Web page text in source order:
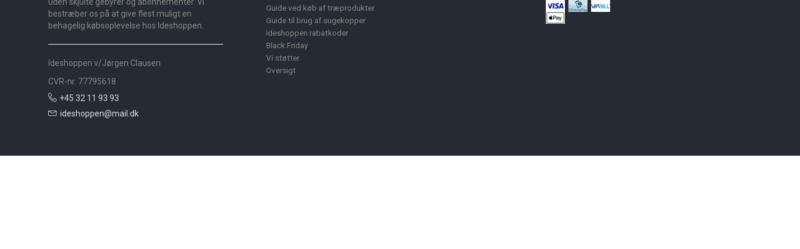
bestræber os på at give flest muligt en
behagelig købsoplevelse hos Ideshoppen.
Ideshoppen v/Jørgen Clausen
CVR-nr. 77795618
+45 32 11 93 93
ideshoppen@mail.dk
Guide ved køb af træprodukter
Guide til brug af sugekopper
Ideshoppen rabatkoder
Black Friday
Vi støtter
Oversigt